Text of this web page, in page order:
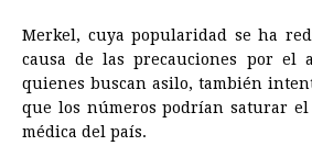
Merkel, cuya popularidad se ha
causa de las precauciones por el
quienes buscan asilo, también
que los números podrían saturar el
médica del país.